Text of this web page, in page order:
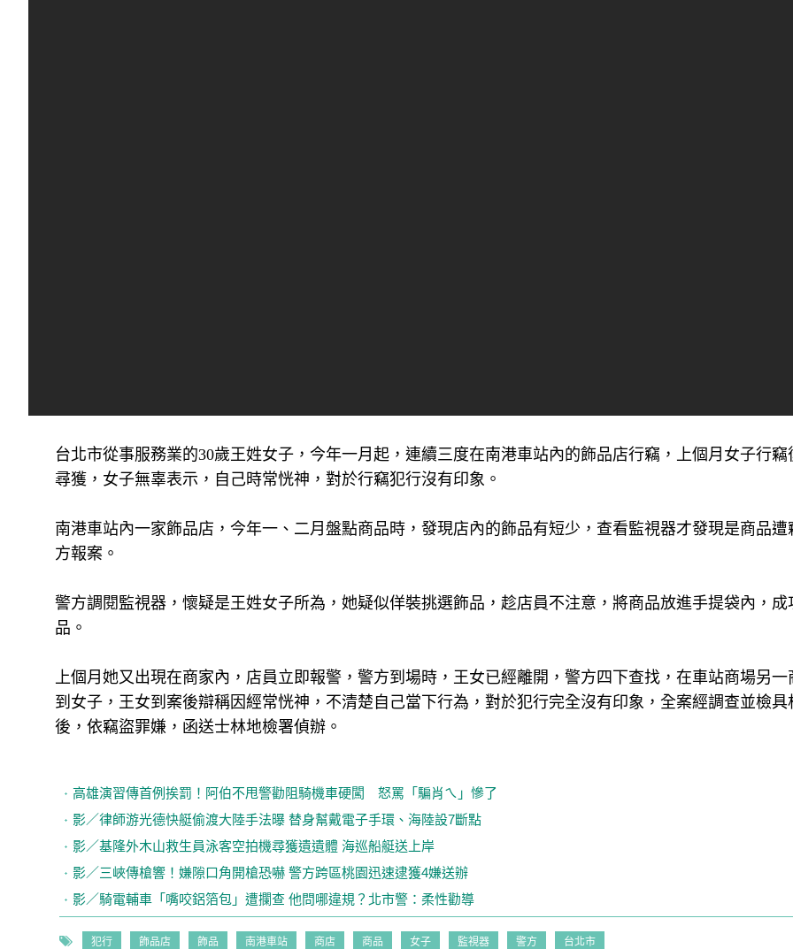
台北市從事服務業的30歲王姓女子，今年一月起，連續三度在南港車站內的飾品店行竊，上個月女子行竊
尋獲，女子無辜表示，自己時常恍神，對於行竊犯行沒有印象。
南港車站內一家飾品店，今年一、二月盤點商品時，發現店內的飾品有短少，查看監視器才發現是商品遭
方報案。
警方調閱監視器，懷疑是王姓女子所為，她疑似佯裝挑選飾品，趁店員不注意，將商品放進手提袋內，成
品。
上個月她又出現在商家內，店員立即報警，警方到場時，王女已經離開，警方四下查找，在車站商場另一
到女子，王女到案後辯稱因經常恍神，不清楚自己當下行為，對於犯行完全沒有印象，全案經調查並檢具
後，依竊盜罪嫌，函送士林地檢署偵辦。
高雄演習傳首例挨罰！阿伯不甩警勸阻騎機車硬闖 怒罵「騙肖ㄟ」慘了
影／律師游光德快艇偷渡大陸手法曝 替身幫戴電子手環、海陸設7斷點
影／基隆外木山救生員泳客空拍機尋獲遺遺體 海巡船艇送上岸
影／三峽傳槍響！嫌隙口角開槍恐嚇 警方跨區桃園迅速逮獲4嫌送辦
影／騎電輔車「嘴咬鋁箔包」遭攔查 他問哪違規？北市警：柔性勸導
犯行 飾品店 飾品 南港車站 商店 商品 女子 監視器 警方 台北市